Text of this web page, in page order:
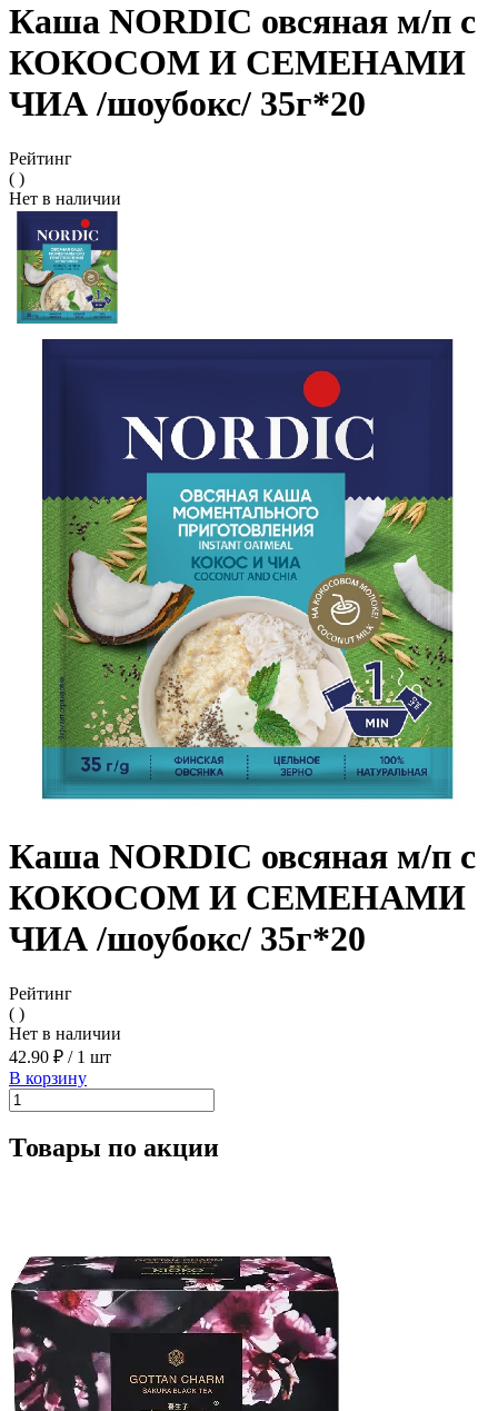
Каша NORDIC овсяная м/п с
КОКОСОМ И СЕМЕНАМИ
ЧИА /шоубокс/ 35г*20
Рейтинг
( )
Нет в наличии
Каша NORDIC овсяная м/п с
КОКОСОМ И СЕМЕНАМИ
ЧИА /шоубокс/ 35г*20
Рейтинг
( )
Нет в наличии
42.90 ₽ /1 шт
В корзину
Товары по акции